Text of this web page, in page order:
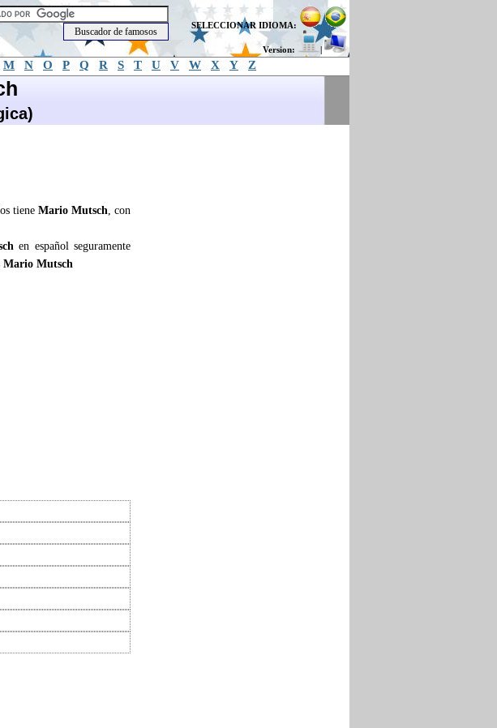
SELECCIONAR IDIOMA:
Version: |
M N O P Q R S T U V W X Y Z
tiene Mario Mutsch, con
en español seguramente
Mario Mutsch